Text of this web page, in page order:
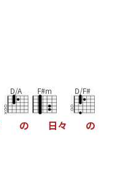
D/A
の
F#m
日々
D/F#
の